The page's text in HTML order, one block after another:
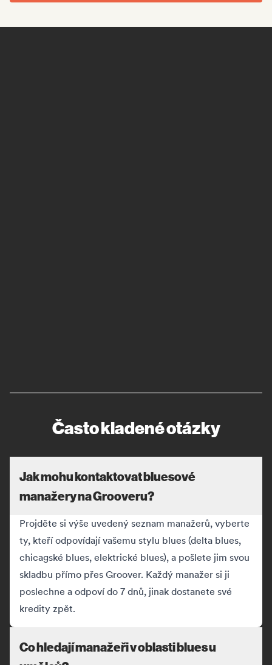
Často kladené otázky
Jak mohu kontaktovat bluesové
manažery na Grooveru?
Projděte si výše uvedený seznam manažerů, vyberte
ty, kteří odpovídají vašemu stylu blues (delta blues,
chicagské blues, elektrické blues), a pošlete jim svou
skladbu přímo přes Groover. Každý manažer si ji
poslechne a odpoví do 7 dnů, jinak dostanete své
kredity zpět.
Co hledají manažeři v oblasti blues u